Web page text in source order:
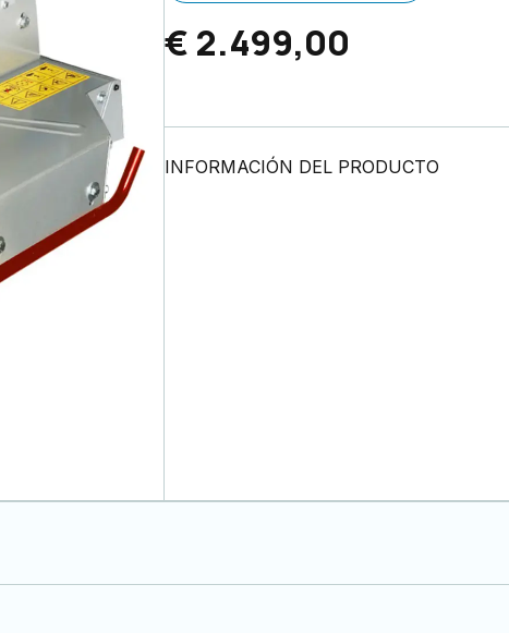
€ 2.499,00
INFORMACIÓN DEL PRODUCTO